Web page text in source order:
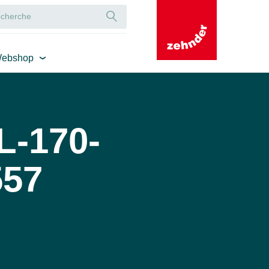
170-